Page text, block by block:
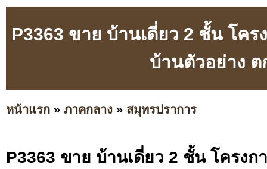
P3363 ขาย บ้านเดี่ยว 2 ชั้น โค
บ้านตัวอย่าง ต
หน้าแรก » ภาคกลาง » สมุทรปราการ
P3363 ขาย บ้านเดี่ยว 2 ชั้น โครงก